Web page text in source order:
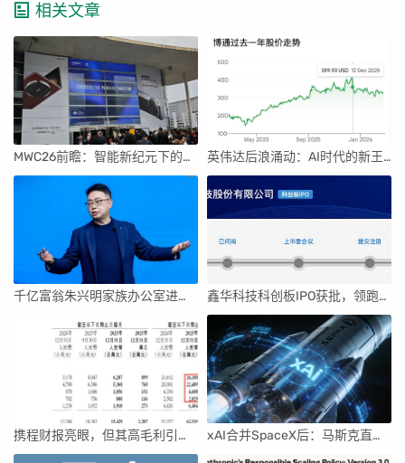
相关文章
MWC26前瞻：智能新纪元下的科技盛宴 英伟达后浪涌动：AI时代的新王者与隐忧
千亿富翁朱兴明家族办公室进军VC圈 鑫华科技科创板IPO获批，领跑国内半导体材料市场
携程财报亮眼，但其高毛利引发行业争议 xAI合并SpaceX后：马斯克直接介入，团队压力激增